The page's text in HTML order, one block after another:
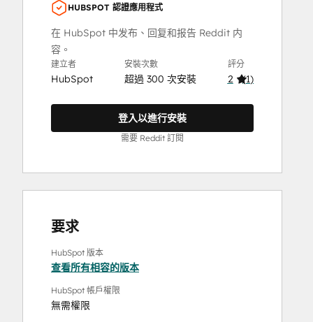
HUBSPOT 認證應用程式
在 HubSpot 中发布、回复和报告 Reddit 内
容。
建立者
HubSpot
安裝次數
超過 300 次安裝
評分
2 (1)
登入以進行安裝
需要 Reddit 訂閱
要求
HubSpot 版本
查看所有相容的版本
HubSpot 帳戶權限
無需權限